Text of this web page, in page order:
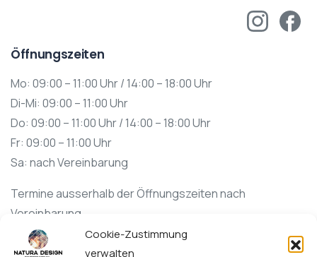
Cookie-Zustimmung
verwalten
Öffnungszeiten
Mo: 09:00 – 11:00 Uhr / 14:00 – 18:00 Uhr
Di-Mi: 09:00 – 11:00 Uhr
Do: 09:00 – 11:00 Uhr / 14:00 – 18:00 Uhr
Fr: 09:00 – 11:00 Uhr
Sa: nach Vereinbarung
Termine ausserhalb der Öffnungszeiten nach
Vereinbarung.